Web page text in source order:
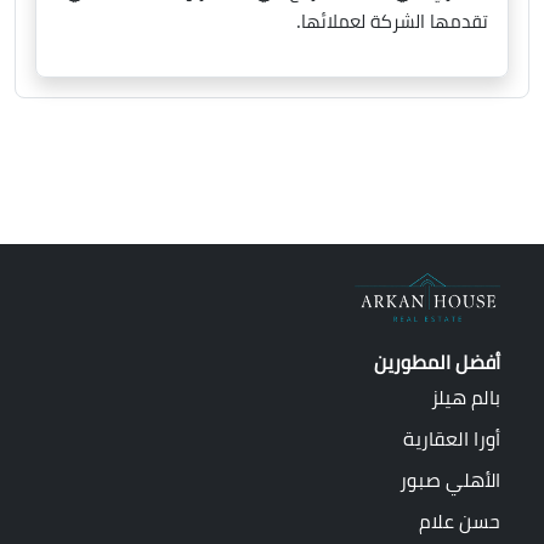
تقدمها الشركة لعملائها.
أفضل المطورين
بالم هيلز
أورا العقارية
الأهلي صبور
حسن علام